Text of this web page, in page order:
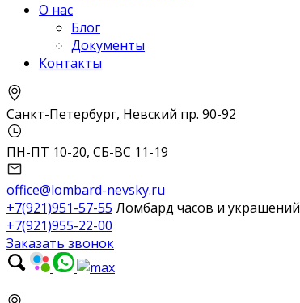
О нас
Блог
Документы
Контакты
Санкт-Петербург, Невский пр. 90-92
ПН-ПТ 10-20, СБ-ВС 11-19
office@lombard-nevsky.ru
+7(921)951-57-55 Ломбард часов и украшений
+7(921)955-22-00
Заказать звонок